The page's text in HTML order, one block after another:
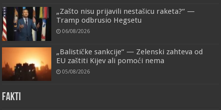
„Zašto nisu prijavili nestašicu raketa?“ —
Tramp odbrusio Hegsetu
06/08/2026
„Balističke sankcije“ — Zelenski zahteva od
EU zaštiti Kijev ali pomoći nema
05/08/2026
FAKTI